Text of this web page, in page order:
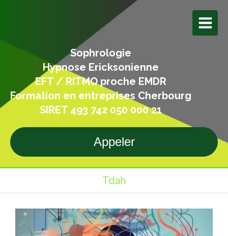
Sophrologie
Hypnose Ericksonienne
EFT / RITMO proche EMDR
Formation en entreprises Cherbourg
SIRET 493 742 050 000 21
Appeler
Tdah